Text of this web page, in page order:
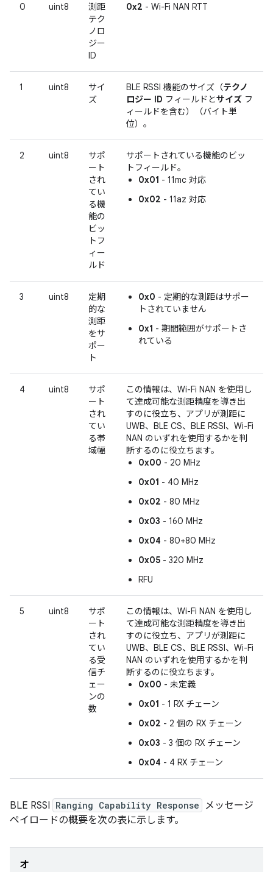
0 uint8
測距
テク
ノロ
ジー
ID
0x2 - Wi-Fi NAN RTT
1 uint8
サイ
ズ
BLE RSSI 機能のサイズ（テクノ
ロジー ID フィールドとサイズ フ
ィールドを含む）（バイト単
位）。
2 uint8
サポ
ート
され
てい
る機
能の
ビッ
トフ
ィー
ルド
サポートされている機能のビッ
トフィールド。
0x01 - 11mc 対応
0x02 - 11az 対応
3 uint8
定期
的な
測距
をサ
ポー
ト
0x0 - 定期的な測距はサポー
トされていません
0x1 - 期間範囲がサポートさ
れている
4 uint8
サポ
ート
され
てい
る帯
域幅
この情報は、Wi-Fi NAN を使用し
て達成可能な測距精度を導き出
すのに役立ち、アプリが測距に
UWB、BLE CS、BLE RSSI、Wi-Fi
NAN のいずれを使用するかを判
断するのに役立ちます。
0x00 - 20 MHz
0x01 - 40 MHz
0x02 - 80 MHz
0x03 - 160 MHz
0x04 - 80+80 MHz
0x05 - 320 MHz
RFU
5 uint8
サポ
ート
され
てい
る受
信チ
ェー
ンの
数
この情報は、Wi-Fi NAN を使用し
て達成可能な測距精度を導き出
すのに役立ち、アプリが測距に
UWB、BLE CS、BLE RSSI、Wi-Fi
NAN のいずれを使用するかを判
断するのに役立ちます。
0x00 - 未定義
0x01 - 1 RX チェーン
0x02 - 2 個の RX チェーン
0x03 - 3 個の RX チェーン
0x04 - 4 RX チェーン
BLE RSSI Ranging Capability Response
メッセージ
ペイロードの概要を次の表に示します。
オ